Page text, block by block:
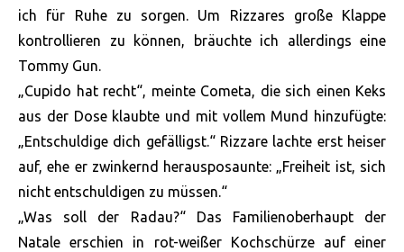
ich für Ruhe zu sorgen. Um Rizzares große Klappe
kontrollieren zu können, bräuchte ich allerdings eine
Tommy Gun.
„Cupido hat recht“, meinte Cometa, die sich einen Keks
aus der Dose klaubte und mit vollem Mund hinzufügte:
„Entschuldige dich gefälligst.“ Rizzare lachte erst heiser
auf, ehe er zwinkernd herausposaunte: „Freiheit ist, sich
nicht entschuldigen zu müssen.“
„Was soll der Radau?“ Das Familienoberhaupt der
Natale erschien in rot-weißer Kochschürze auf einer